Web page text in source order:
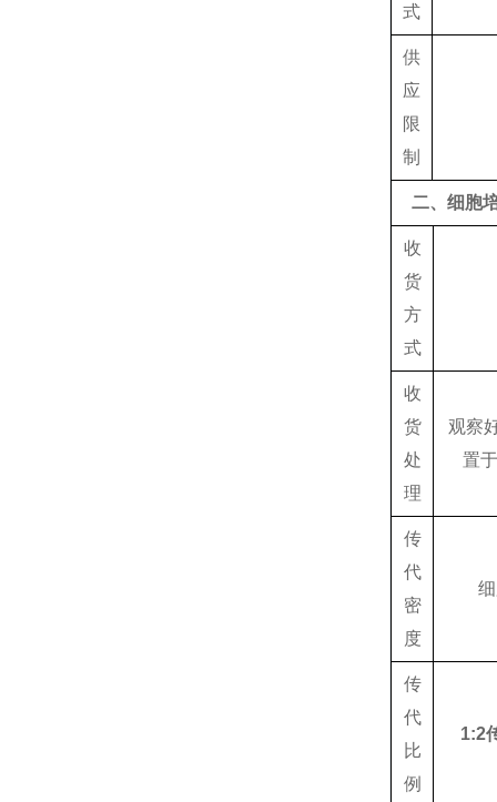
式
供
应
限
制
二、细胞
收
货
方
式
收
货
处
理
观察
置
传
代
密
度
传
代
比
例
1:2